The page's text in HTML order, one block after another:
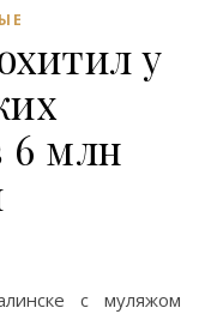
у
6 млн